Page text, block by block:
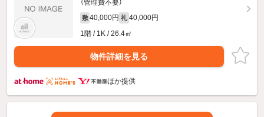
（管理費不要）
敷 40,000円 礼 40,000円
1階 / 1K / 26.4㎡
物件詳細を見る
ほか提供